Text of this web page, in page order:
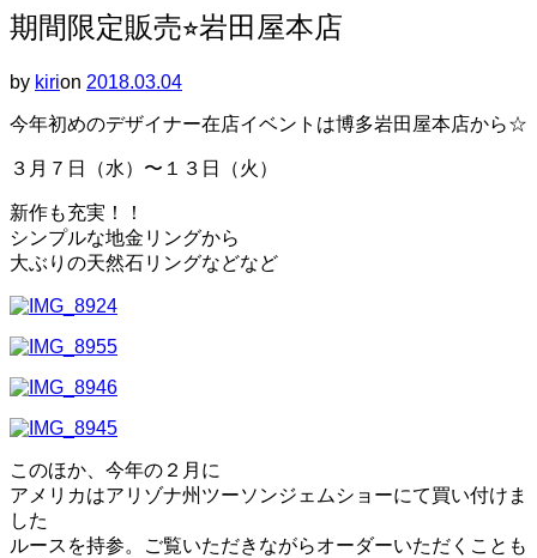
イ
ド
ー
と
ナ
ビ
ゲ
ー
シ
ョ
ン
を
り
替
え
る
期間限定販売⭐︎岩田屋本店
by kirion 投
日:
2018.03.04
今年初めのデザイナー在店イベントは博多岩田屋本店から☆
３月７日（水）〜１３日（火）
新作も充実！！
シンプルな地金リングから
大ぶりの天然石リングなどなど
このほか、今年の２月に
アメリカはアリゾナ州ツーソンジェムショーにて買い付けま
した
ルースを持参。ご覧いただきながらオーダーいただくことも